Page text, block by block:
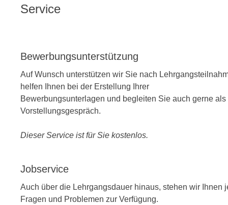
Service
Bewerbungsunterstützung
Auf Wunsch unterstützen wir Sie nach
helfen Ihnen bei der Erstellung Ihrer
Bewerbungsunterlagen und begleiten Sie auch gerne
Vorstellungsgespräch.
Dieser Service ist für Sie kostenlos.
Jobservice
Auch über die Lehrgangsdauer hinaus, stehen wir Ihnen
Fragen und Problemen zur Verfügung.